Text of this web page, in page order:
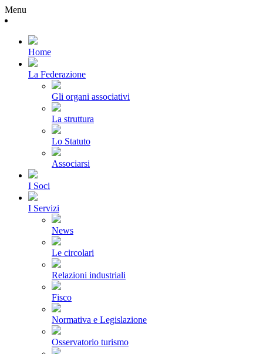
Menu
Home
La Federazione
Gli organi associativi
La struttura
Lo Statuto
Associarsi
I Soci
I Servizi
News
Le circolari
Relazioni industriali
Fisco
Normativa e Legislazione
Osservatorio turismo